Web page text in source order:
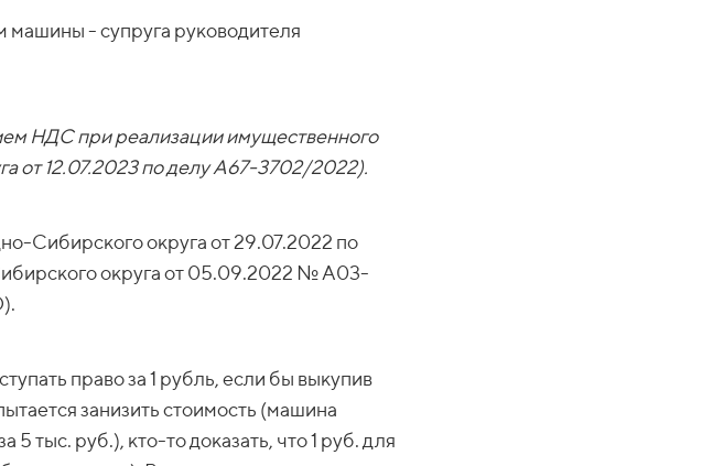
машины - супруга руководителя
НДС при реализации имущественного
от 12.07.2023 по делу А67-3702/2022).
Сибирского округа от 29.07.2022 по
округа от 05.09.2022 № А03-
право за 1 рубль, если бы выкупив
занизить стоимость (машина
5 тыс. руб.), кто-то доказать, что 1 руб. для